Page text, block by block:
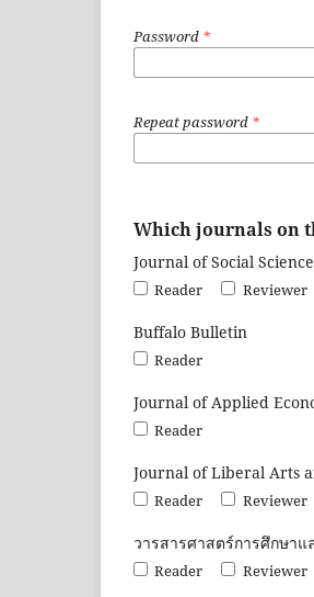
Password *
Repeat password *
Which journals on
Journal of Social
Reader Reviewer
Buffalo Bulletin
Reader
Journal of Applied
Reader
Journal of Liberal Arts
Reader Reviewer
วารสารศาสตร์การศึกษา
Reader Reviewer